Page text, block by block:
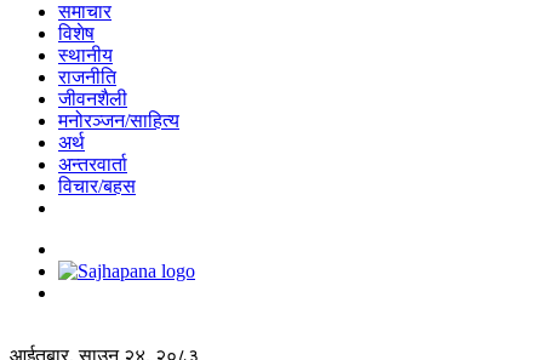
समाचार
विशेष
स्थानीय
राजनीति
जीवनशैली
मनोरञ्जन/साहित्य
अर्थ
अन्तरवार्ता
विचार/बहस
आईतबार, साउन २४, २०८३